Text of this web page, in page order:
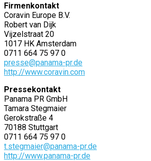
Firmenkontakt
Coravin Europe B.V.
Robert van Dijk
Vijzelstraat 20
1017 HK Amsterdam
0711 664 75 97 0
presse@panama-pr.de
http://www.coravin.com
Pressekontakt
Panama PR GmbH
Tamara Stegmaier
Gerokstraße 4
70188 Stuttgart
0711 664 75 97 0
t.stegmaier@panama-pr.de
http://www.panama-pr.de